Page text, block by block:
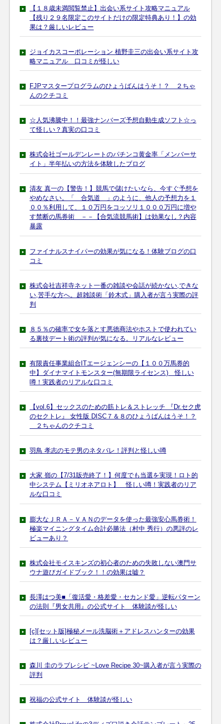
【１８歳未満閲覧禁止】出会い系サイト攻略マニュアル
【残り２９名限定このサイトだけの限定特典あり！】の効
果は？厳しいレビュー
ジョイカスコーポレーション 植野圭三の出会い系サイト攻
略マニュアル 口コミが怪しい
FJPマスタープログラムのひょうばんはうそ！？ ２ちゃ
んのクチコミ
☆人気沸騰中！！最強ナンバーズ予想自動生成ソフト☆っ
て怪しい？真実の口コミ
株式会社ゴールデンレートのパチンコ黄金率「メンバーサ
イト」半年払いの方法を体験したブログ
清友 真一の【警告！】競馬で儲けたいなら、今すぐ予想を
やめなさい。「 合気道 」のように、他人の予想力を１
００％利用して、１０万円をコッソリ１０００万円に増や
す禁断の馬券術 －－【合気流競馬術】は効果なし？内容
暴露
ファイナルスナイパーの効果が気になる！体験ブログの口
コミ
株式会社吉祥寺ネット一番の雑談や会話が続かない,できな
い,苦手な方へ。超雑談術「鈴木式」購入者が言う実際の評
判
８５％の確率で女を落とす悪徳商法やホストで使われてい
る裏技デート術の評判が気になる。リアルなレビュー
有限責任事業組合ITエージェンシーの【１００万馬券的
中】ダイナマイトモンスター(無期限ライセンス) 怪しい
噂！実践者のリアルな口コミ
【vol.6】セックスのための筋トレ＆ストレッチ 『Dr.セク虎
のセクトレ』 女性版 DISC７＆８のひょうばんはうそ！？
２ちゃんのクチコミ
羽鳥 孝志のモテ男のネタバレ！評判と怪しい噂
大家 嶺の【7/31販売終了！】何度でも当選を実現！ロト的
中システム【ミリオネアロト】 怪しい噂！実践者のリア
ルな口コミ
膨大なＪＲＡ－ＶＡＮのデータを使った最強安心馬券術！
極楽マイニングタイム合計必勝法（村中 秀行）の悪評のレ
ビューあり？
株式会社モイスキンズの初心者のための失敗しない澳門サ
ウナ遊びガイドブック！！の効果は嘘？
長澤はつ美■「復活愛・格差愛・セカンド愛」逆転パターン
の法則『男女共用』の公式サイト 体験談が怪しい
[c][セット版]極秘メール洗脳術＋アドレスハンターの効果
は？厳しいレビュー
森川 圭のラブレシピ ~Love Recipe 30~購入者が言う実際の
評判
祝福の公式サイト 体験談が怪しい